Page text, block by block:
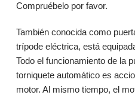
Compruébelo por favor.
También conocida como
trípode eléctrica, está
Todo el funcionamiento de la
torniquete automático es
motor. Al mismo tiempo, el